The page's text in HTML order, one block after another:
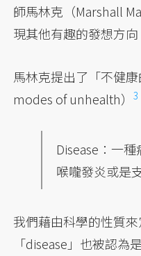
師馬林克（Marshall
現其他有趣的發想方向
馬林克提出了「不健
modes of unhealth）3
Disease：一
喉嚨發炎或是
我們藉由科學的性質
「disease」也被認為